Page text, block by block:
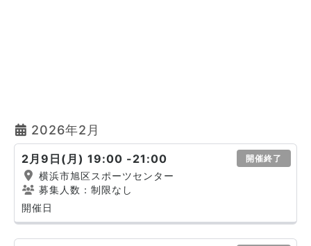
2026年2月
2月9日(月) 19:00 -21:00 開催終了
横浜市旭区スポーツセンター
募集人数：制限なし
開催日